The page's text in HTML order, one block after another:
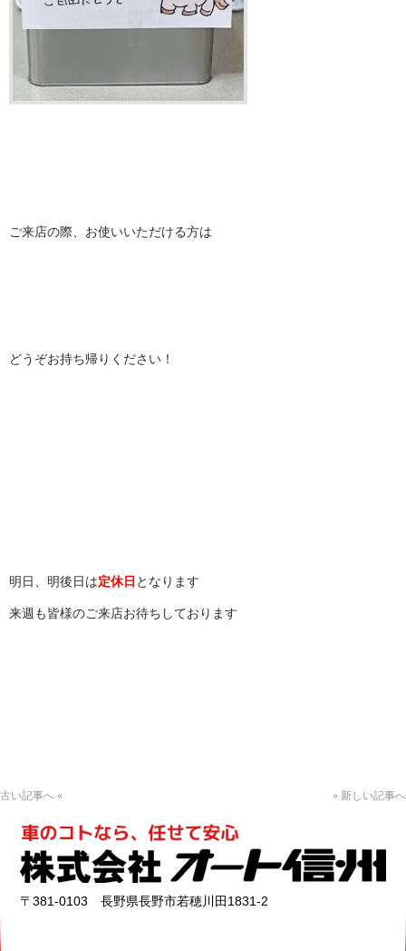
ご来店の際、お使いいただける方は
どうぞお持ち帰りください！
明日、明後日は定休日 となります
来週も皆様のご来店お待ちしております
古い記事へ « » 新しい記事へ
〒381-0103 長野県長野市若穂川田1831-2